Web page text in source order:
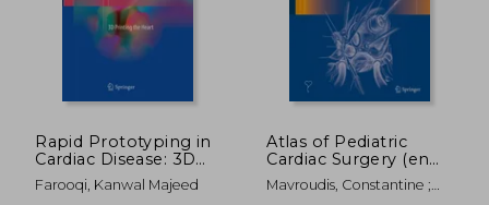
Rapid Prototyping in
Cardiac Disease: 3D
Printing the Heart
(en Inglés)
Farooqi, Kanwal Majeed
Atlas of Pediatric
Cardiac Surgery (en
Inglés)
Mavroudis, Constantine ;